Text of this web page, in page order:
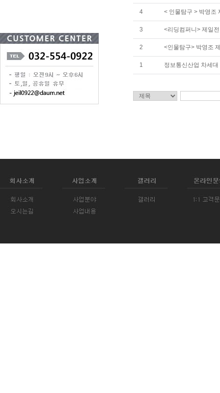
4 < 인물탐구 > 박영조
3 <리딩컴퍼니> 제일
2 <인물탐구> 박영조
1 정보통신산업 차세